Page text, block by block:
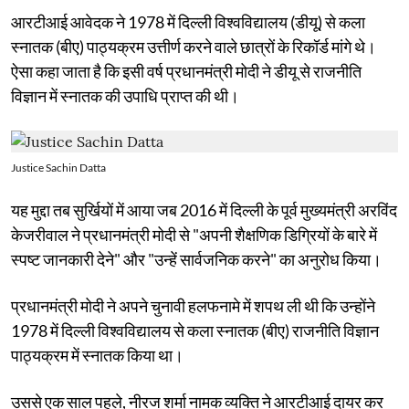
आरटीआई आवेदक ने 1978 में दिल्ली विश्वविद्यालय (डीयू) से कला
स्नातक (बीए) पाठ्यक्रम उत्तीर्ण करने वाले छात्रों के रिकॉर्ड मांगे थे।
ऐसा कहा जाता है कि इसी वर्ष प्रधानमंत्री मोदी ने डीयू से राजनीति
विज्ञान में स्नातक की उपाधि प्राप्त की थी।
Justice Sachin Datta
यह मुद्दा तब सुर्खियों में आया जब 2016 में दिल्ली के पूर्व मुख्यमंत्री अरविंद
केजरीवाल ने प्रधानमंत्री मोदी से "अपनी शैक्षणिक डिग्रियों के बारे में
स्पष्ट जानकारी देने" और "उन्हें सार्वजनिक करने" का अनुरोध किया।
प्रधानमंत्री मोदी ने अपने चुनावी हलफनामे में शपथ ली थी कि उन्होंने
1978 में दिल्ली विश्वविद्यालय से कला स्नातक (बीए) राजनीति विज्ञान
पाठ्यक्रम में स्नातक किया था।
उससे एक साल पहले, नीरज शर्मा नामक व्यक्ति ने आरटीआई दायर कर